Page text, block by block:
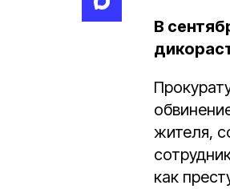
В
жителя,
как